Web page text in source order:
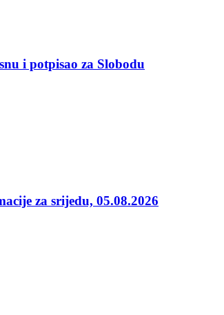
i potpisao za Slobodu
za srijedu, 05.08.2026